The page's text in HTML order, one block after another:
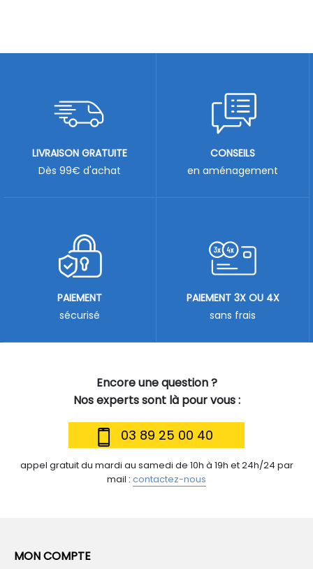
Encore une question ?
Nos experts sont là pour vous :
03 89 25 00 40
appel gratuit du mardi au samedi de 10h à 19h et 24h/24 par
mail : contactez-nous
LIVRAISON GRATUITE
Dès 99€ d'achat
CONSEILS
en aménagement
PAIEMENT
sécurisé
PAIEMENT 3X OU 4X
sans frais
MON COMPTE